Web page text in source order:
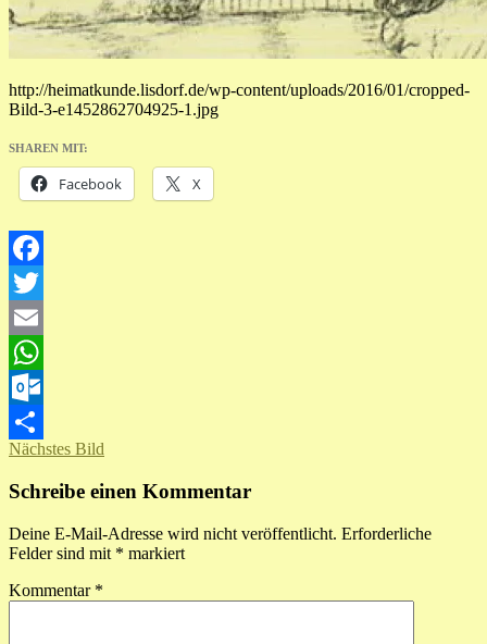
http://heimatkunde.lisdorf.de/wp-content/uploads/2016/01/cropped-
Bild-3-e1452862704925-1.jpg
SHAREN MIT:
Facebook X
Facebook
Twitter
Email
WhatsApp
Outlook.com
Teilen
Nächstes Bild
Schreibe einen Kommentar
Deine E-Mail-Adresse wird nicht veröffentlicht. Erforderliche
Felder sind mit * markiert
Kommentar *